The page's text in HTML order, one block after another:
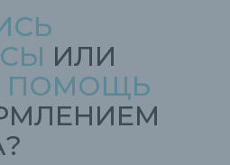
ИЛИ
ПОМОЩЬ